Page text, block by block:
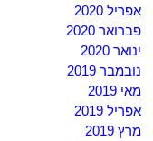
אפריל 2020
פברואר 2020
ינואר 2020
נובמבר 2019
מאי 2019
אפריל 2019
מרץ 2019